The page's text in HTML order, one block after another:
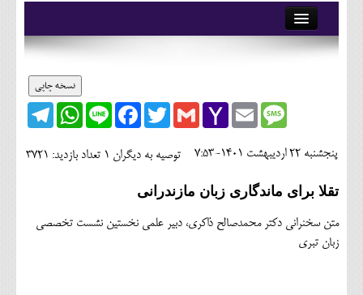
آرشیو
وبلاگ
حقوقی
نسخه چاپی
Telegram
WhatsApp Line
FacebookTwitterGmailYahoo
Mail
EmailMessage
تعداد بازدید: 3721 توصیه به دیگران 1 پنجشنبه 22 ارديبهشت 1401-7:53
تقلا برای ماندگاری زبان مازندرانی
متن سخنرانی دکتر محمدصالح ذاکری، دبیر علمی نخستین نشست تخصصی
زبان تبری